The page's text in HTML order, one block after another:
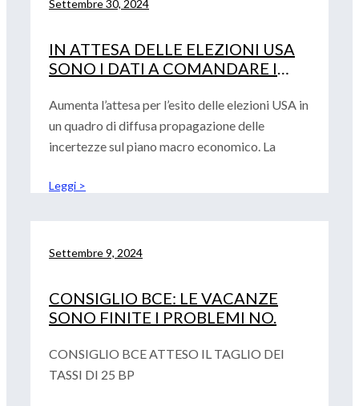
Settembre 30, 2024
IN ATTESA DELLE ELEZIONI USA
SONO I DATI A COMANDARE I
Aumenta l’attesa per l’esito delle elezioni USA in
un quadro di diffusa propagazione delle
incertezze sul piano macro economico. La
Leggi >
Settembre 9, 2024
CONSIGLIO BCE: LE VACANZE
SONO FINITE I PROBLEMI NO.
CONSIGLIO BCE ATTESO IL TAGLIO DEI
TASSI DI 25 BP